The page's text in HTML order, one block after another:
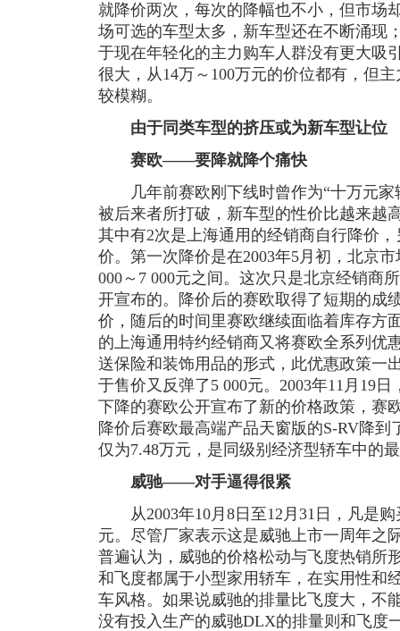
就降价两次，每次的降幅也不小，但市场
场可选的车型太多，新车型还在不断涌现
于现在年轻化的主力购车人群没有更大吸
很大，从14万～100万元的价位都有，但
较模糊。
由于同类车型的挤压或为新车型让位
赛欧——要降就降个痛快
几年前赛欧刚下线时曾作为“十万元家
被后来者所打破，新车型的性价比越来越
其中有2次是上海通用的经销商自行降价
价。第一次降价是在2003年5月初，北京
000～7 000元之间。这次只是北京经销商
开宣布的。降价后的赛欧取得了短期的成
价，随后的时间里赛欧继续面临着库存方
的上海通用特约经销商又将赛欧全系列优
送保险和装饰用品的形式，此优惠政策一
于售价又反弹了5 000元。2003年11月19
下降的赛欧公开宣布了新的价格政策，赛
降价后赛欧最高端产品天窗版的S-RV降到
仅为7.48万元，是同级别经济型轿车中的
威驰——对手逼得很紧
从2003年10月8日至12月31日，凡是购
元。尽管厂家表示这是威驰上市一周年之
普遍认为，威驰的价格松动与飞度热销所
和飞度都属于小型家用轿车，在实用性和
车风格。如果说威驰的排量比飞度大，不
没有投入生产的威驰DLX的排量则和飞度